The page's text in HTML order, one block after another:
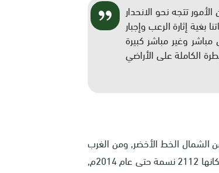
تتجه نحو الانحدار
إثارة الرعب وإجبار
وغير مباشر كبيرة
الكاملة على الأراضي
من الشمال الخط الأخضر, ومن الغرب
رابا ومن الشرق عين البيضا, ومن الجنوب كردلة ومدينة طوباس. هذا ويبلغ عدد سكانها 2112 نسمة حتى عام 2014م,